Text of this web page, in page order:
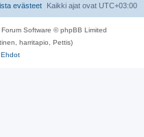
Kaikki ajat ovat UTC+03:00
evästeet
Software © phpBB Limited
harritapio, Pettis)
Ehdot